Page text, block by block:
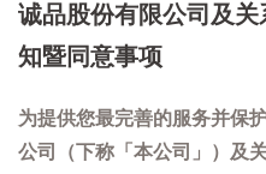
诚品股份有限公司及
知暨同意事项
为提供您最完善的服务并保
公司（下称「本公司」）及